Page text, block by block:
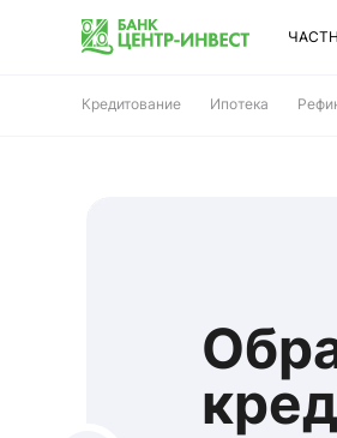
Кредитование Ипотека